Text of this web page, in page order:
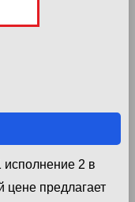
2 в
цене предлагает